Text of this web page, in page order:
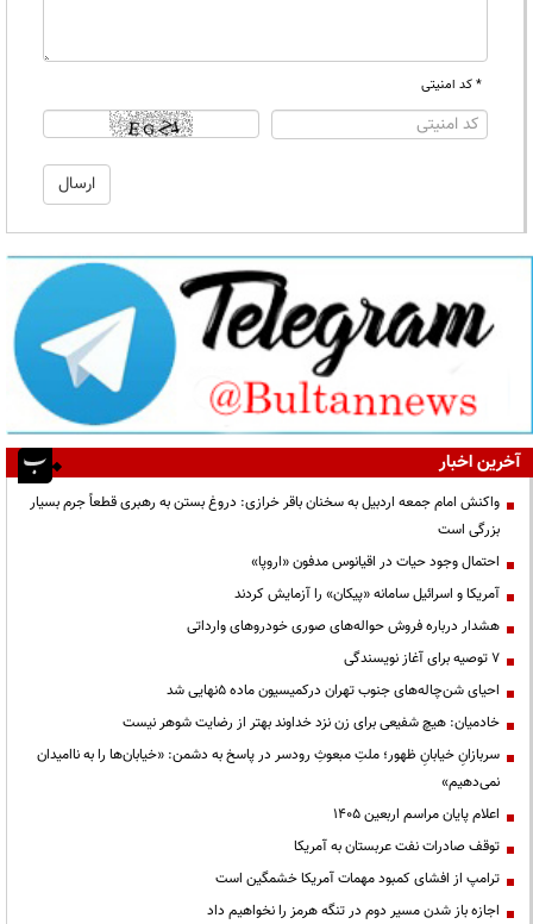
* کد امنیتی
آخرین اخبار
واکنش امام جمعه اردبیل به سخنان باقر خرازی: دروغ بستن به رهبری قطعاً جرم بسیار
بزرگی است
احتمال وجود حیات در اقیانوس مدفون «اروپا»
آمریکا و اسرائیل سامانه «پیکان» را آزمایش کردند
هشدار درباره فروش حواله‌های صوری خودروهای وارداتی
۷ توصیه برای آغاز نویسندگی
احیای شن‌چاله‌های جنوب تهران درکمیسیون ماده ۵نهایی شد
خادمیان: هیچ شفیعی برای زن نزد خداوند بهتر از رضایت شوهر نیست
سربازانِ خیابانِ ظهور؛ ملتِ مبعوثِ رودسر در پاسخ به دشمن: «خیابان‌ها را به ناامیدان
نمی‌دهیم»
اعلام پایان مراسم اربعین ۱۴۰۵
توقف صادرات نفت عربستان به آمریکا
ترامپ از افشای کمبود مهمات آمریکا خشمگین است
اجازه باز شدن مسیر دوم در تنگه هرمز را نخواهیم داد